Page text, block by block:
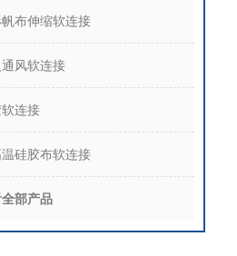
布伸缩软连接
通风软连接
连接
硅胶布软连接
部产品